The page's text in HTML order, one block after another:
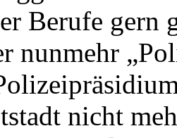
Berufe gern
nunmehr
nicht